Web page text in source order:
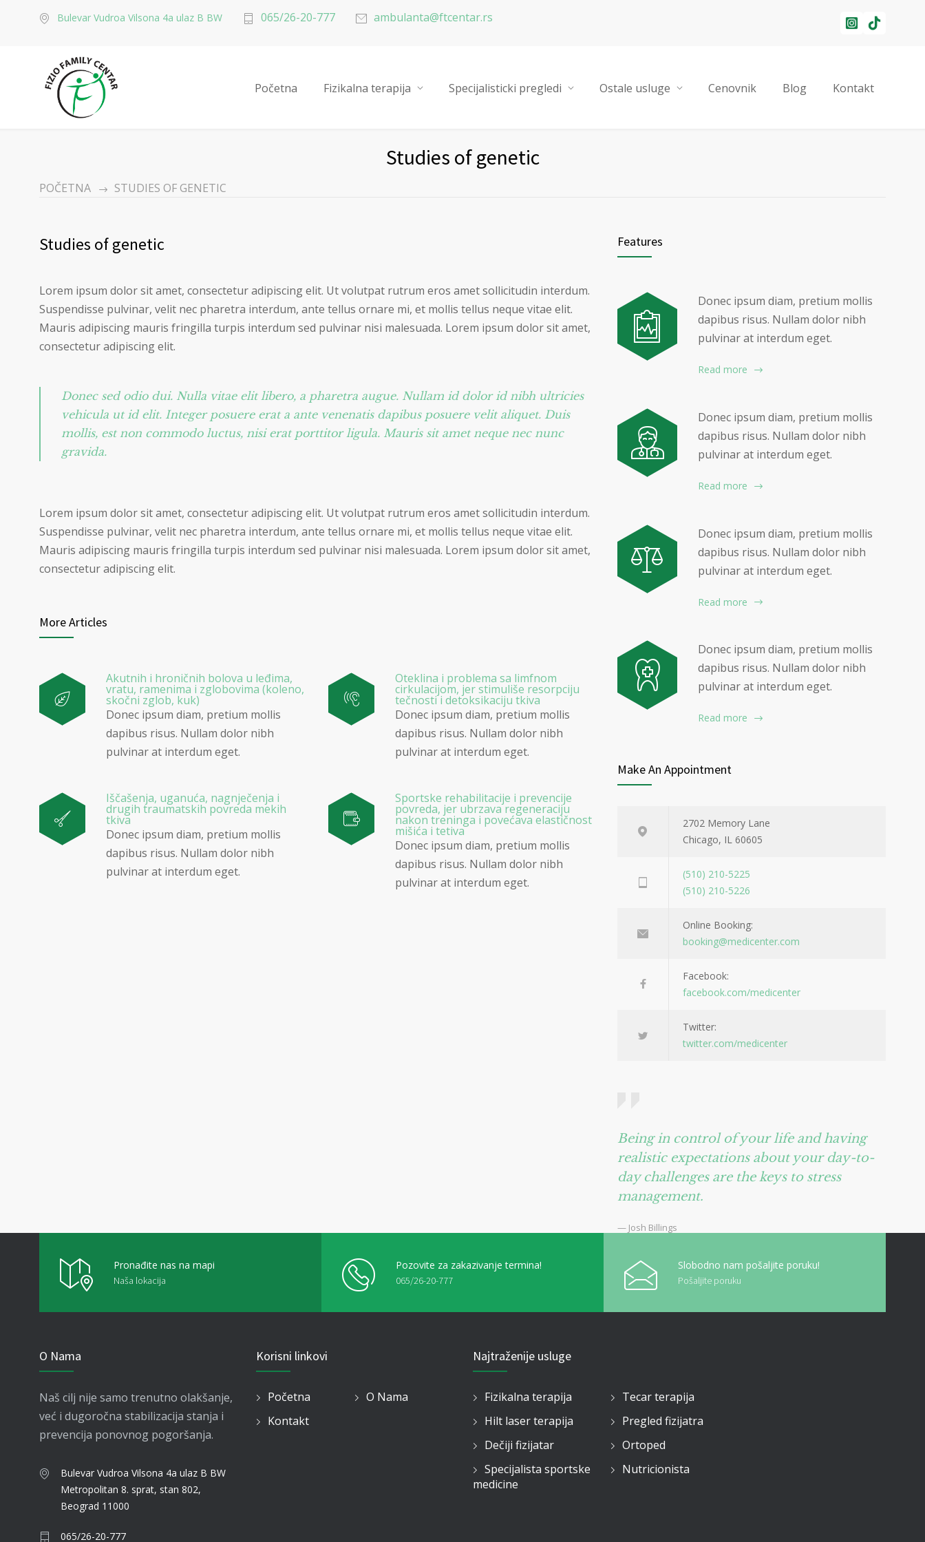
Bulevar Vudroa Vilsona 4a ulaz B BW 065/26-20-777 ambulanta@ftcentar.rs
Početna Fizikalna terapija Specijalisticki pregledi Ostale usluge Cenovnik Blog Kontakt
Studies of genetic
POČETNA STUDIES OF GENETIC
Studies of genetic
Lorem ipsum dolor sit amet, consectetur adipiscing elit. Ut volutpat rutrum eros amet sollicitudin interdum.
Suspendisse pulvinar, velit nec pharetra interdum, ante tellus ornare mi, et mollis tellus neque vitae elit.
Mauris adipiscing mauris fringilla turpis interdum sed pulvinar nisi malesuada. Lorem ipsum dolor sit amet,
consectetur adipiscing elit.
Donec sed odio dui. Nulla vitae elit libero, a pharetra augue. Nullam id dolor id nibh ultricies
vehicula ut id elit. Integer posuere erat a ante venenatis dapibus posuere velit aliquet. Duis
mollis, est non commodo luctus, nisi erat porttitor ligula. Mauris sit amet neque nec nunc
gravida.
Lorem ipsum dolor sit amet, consectetur adipiscing elit. Ut volutpat rutrum eros amet sollicitudin interdum.
Suspendisse pulvinar, velit nec pharetra interdum, ante tellus ornare mi, et mollis tellus neque vitae elit.
Mauris adipiscing mauris fringilla turpis interdum sed pulvinar nisi malesuada. Lorem ipsum dolor sit amet,
consectetur adipiscing elit.
More Articles
Akutnih i hroničnih bolova u leđima,
vratu, ramenima i zglobovima (koleno,
skočni zglob, kuk)
Donec ipsum diam, pretium mollis
dapibus risus. Nullam dolor nibh
pulvinar at interdum eget.
Iščašenja, uganuća, nagnječenja i
drugih traumatskih povreda mekih
tkiva
Donec ipsum diam, pretium mollis
dapibus risus. Nullam dolor nibh
pulvinar at interdum eget.
Oteklina i problema sa limfnom
cirkulacijom, jer stimuliše resorpciju
tečnosti i detoksikaciju tkiva
Donec ipsum diam, pretium mollis
dapibus risus. Nullam dolor nibh
pulvinar at interdum eget.
Sportske rehabilitacije i prevencije
povreda, jer ubrzava regeneraciju
nakon treninga i povećava elastičnost
mišića i tetiva
Donec ipsum diam, pretium mollis
dapibus risus. Nullam dolor nibh
pulvinar at interdum eget.
Features
Donec ipsum diam, pretium mollis
dapibus risus. Nullam dolor nibh
pulvinar at interdum eget.
Read more
Donec ipsum diam, pretium mollis
dapibus risus. Nullam dolor nibh
pulvinar at interdum eget.
Read more
Donec ipsum diam, pretium mollis
dapibus risus. Nullam dolor nibh
pulvinar at interdum eget.
Read more
Donec ipsum diam, pretium mollis
dapibus risus. Nullam dolor nibh
pulvinar at interdum eget.
Read more
Make An Appointment
2702 Memory Lane
Chicago, IL 60605
(510) 210-5225
(510) 210-5226
Online Booking:
booking@medicenter.com
Facebook:
facebook.com/medicenter
Twitter:
twitter.com/medicenter
Being in control of your life and having
realistic expectations about your day-to-
day challenges are the keys to stress
management.
— Josh Billings
Pronađite nas na mapi
Naša lokacija
Pozovite za zakazivanje termina!
065/26-20-777
Slobodno nam pošaljite poruku!
Pošaljite poruku
O Nama
Naš cilj nije samo trenutno olakšanje,
već i dugoročna stabilizacija stanja i
prevencija ponovnog pogoršanja.
Bulevar Vudroa Vilsona 4a ulaz B BW
Metropolitan 8. sprat, stan 802,
Beograd 11000
065/26-20-777
Korisni linkovi
Početna
O Nama
Kontakt
Najtraženije usluge
Fizikalna terapija
Tecar terapija
Hilt laser terapija
Pregled fizijatra
Dečiji fizijatar
Ortoped
Specijalista sportske
medicine
Nutricionista